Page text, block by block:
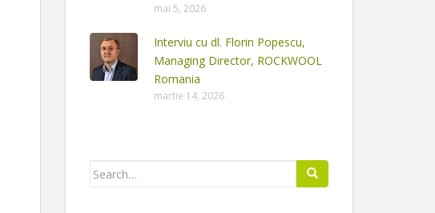
mai 5, 2026
Interviu cu dl. Florin Popescu,
Managing Director, ROCKWOOL
Romania
martie 14, 2026
Search